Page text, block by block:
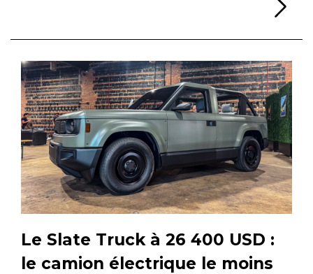
Le Slate Truck à 26 400 USD :
le camion électrique le moins